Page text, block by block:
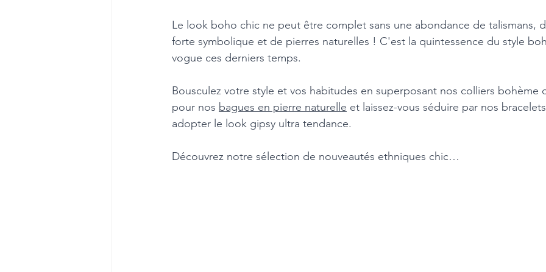
Le look boho chic ne peut être complet sans une abondance de talismans,
forte symbolique et de pierres naturelles ! C'est la quintessence du style
vogue ces derniers temps.
Bousculez votre style et vos habitudes en superposant nos colliers bohème
pour nos bagues en pierre naturelle et laissez-vous séduire par nos
adopter le look gipsy ultra tendance.
Découvrez notre sélection de nouveautés ethniques chic…